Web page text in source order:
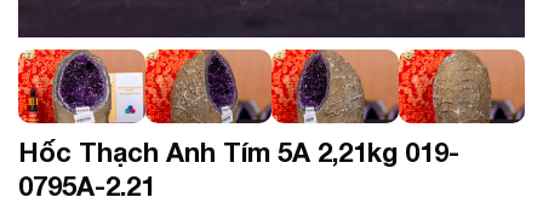
Hốc Thạch Anh Tím 5A 2,21kg 019-
0795A-2.21